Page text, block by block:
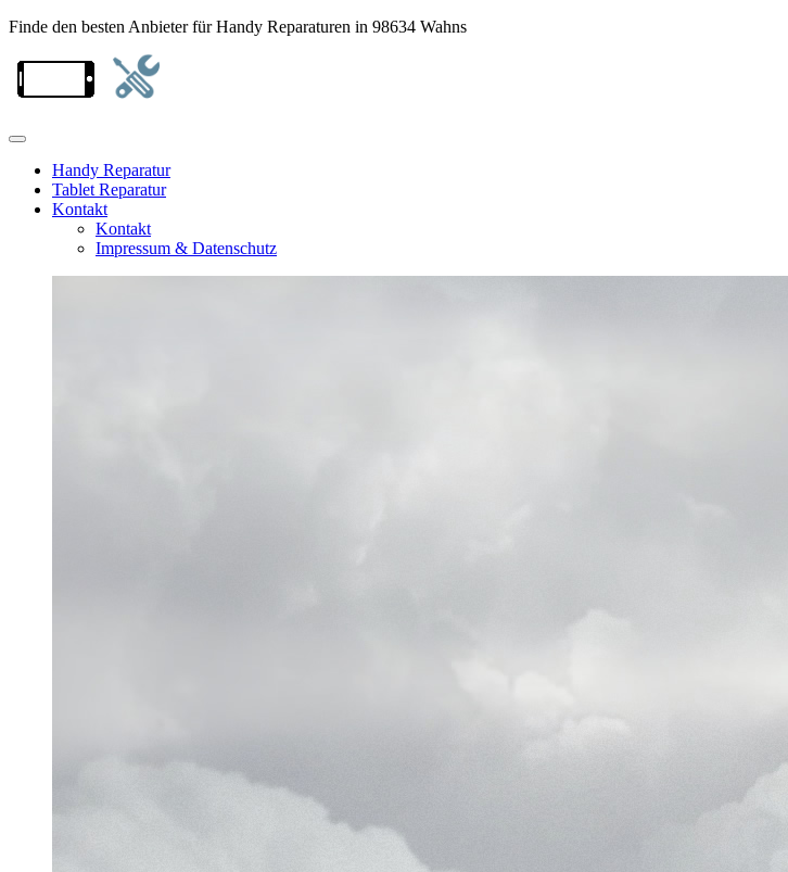
Finde den besten Anbieter für Handy Reparaturen in 98634 Wahns
Handy Reparatur
Tablet Reparatur
Kontakt
Kontakt
Impressum & Datenschutz